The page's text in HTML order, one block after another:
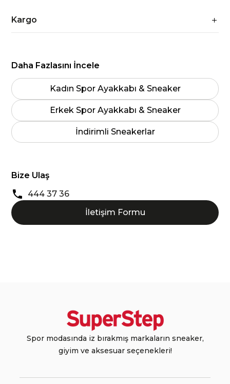
Kargo
Daha Fazlasını İncele
Kadın Spor Ayakkabı & Sneaker
Erkek Spor Ayakkabı & Sneaker
İndirimli Sneakerlar
Bize Ulaş
444 37 36
İletişim Formu
Spor modasında iz bırakmış markaların sneaker,
giyim ve aksesuar seçenekleri!